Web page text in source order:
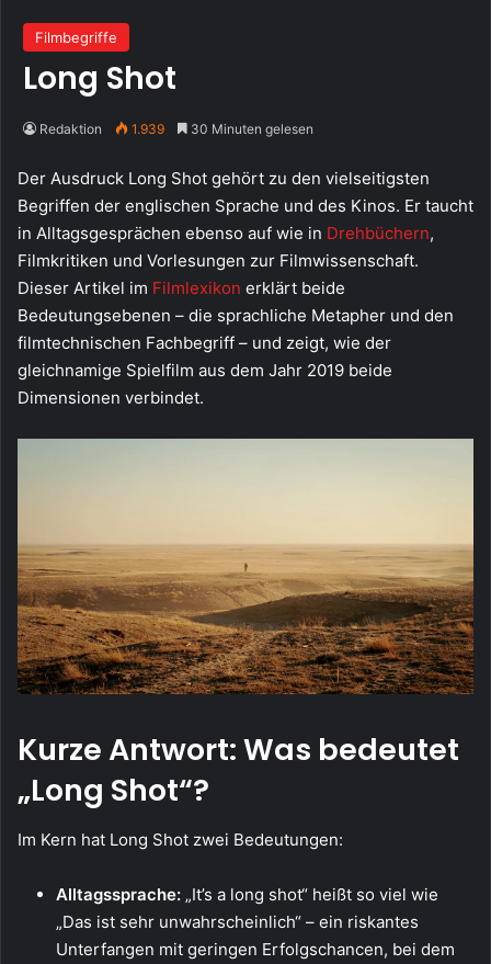
Filmbegriffe
Long Shot
Redaktion 1.939 30 Minuten gelesen
Der Ausdruck Long Shot gehört zu den vielseitigsten
Begriffen der englischen Sprache und des Kinos. Er taucht
in Alltagsgesprächen ebenso auf wie in Drehbüchern,
Filmkritiken und Vorlesungen zur Filmwissenschaft.
Dieser Artikel im Filmlexikon erklärt beide
Bedeutungsebenen – die sprachliche Metapher und den
filmtechnischen Fachbegriff – und zeigt, wie der
gleichnamige Spielfilm aus dem Jahr 2019 beide
Dimensionen verbindet.
Kurze Antwort: Was bedeutet
„Long Shot“?
Im Kern hat Long Shot zwei Bedeutungen:
Alltagssprache: „It’s a long shot“ heißt so viel wie
„Das ist sehr unwahrscheinlich“ – ein riskantes
Unterfangen mit geringen Erfolgschancen, bei dem